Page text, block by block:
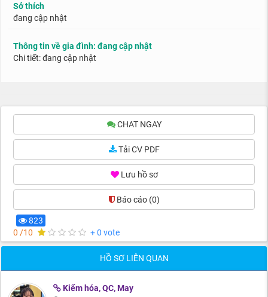
Sở thích
đang cập nhật
Thông tin về gia đình: đang cập nhật
Chi tiết: đang cập nhật
CHAT NGAY
Tải CV PDF
Lưu hồ sơ
Báo cáo (0)
823
0 /10
+ 0 vote
HỒ SƠ LIÊN QUAN
Kiểm hóa, QC, May